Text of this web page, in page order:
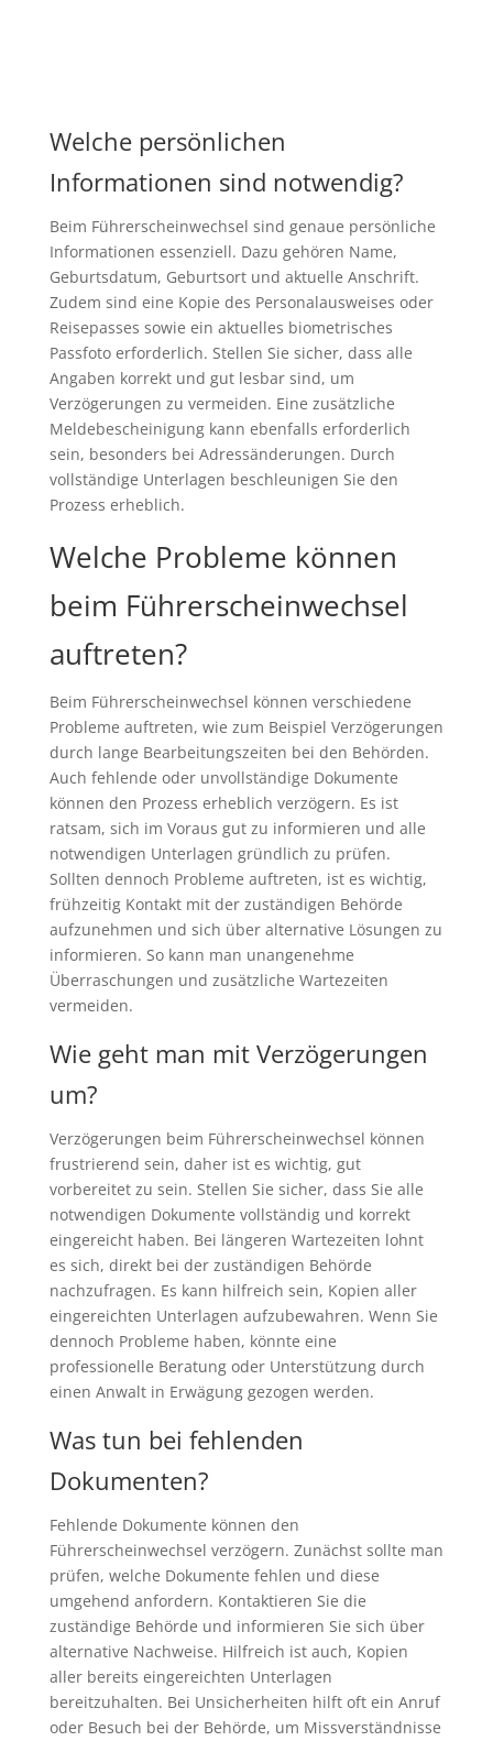
Welche persönlichen
Informationen sind notwendig?
Beim Führerscheinwechsel sind genaue persönliche
Informationen essenziell. Dazu gehören Name,
Geburtsdatum, Geburtsort und aktuelle Anschrift.
Zudem sind eine Kopie des Personalausweises oder
Reisepasses sowie ein aktuelles biometrisches
Passfoto erforderlich. Stellen Sie sicher, dass alle
Angaben korrekt und gut lesbar sind, um
Verzögerungen zu vermeiden. Eine zusätzliche
Meldebescheinigung kann ebenfalls erforderlich
sein, besonders bei Adressänderungen. Durch
vollständige Unterlagen beschleunigen Sie den
Prozess erheblich.
Welche Probleme können
beim Führerscheinwechsel
auftreten?
Beim Führerscheinwechsel können verschiedene
Probleme auftreten, wie zum Beispiel Verzögerungen
durch lange Bearbeitungszeiten bei den Behörden.
Auch fehlende oder unvollständige Dokumente
können den Prozess erheblich verzögern. Es ist
ratsam, sich im Voraus gut zu informieren und alle
notwendigen Unterlagen gründlich zu prüfen.
Sollten dennoch Probleme auftreten, ist es wichtig,
frühzeitig Kontakt mit der zuständigen Behörde
aufzunehmen und sich über alternative Lösungen zu
informieren. So kann man unangenehme
Überraschungen und zusätzliche Wartezeiten
vermeiden.
Wie geht man mit Verzögerungen
um?
Verzögerungen beim Führerscheinwechsel können
frustrierend sein, daher ist es wichtig, gut
vorbereitet zu sein. Stellen Sie sicher, dass Sie alle
notwendigen Dokumente vollständig und korrekt
eingereicht haben. Bei längeren Wartezeiten lohnt
es sich, direkt bei der zuständigen Behörde
nachzufragen. Es kann hilfreich sein, Kopien aller
eingereichten Unterlagen aufzubewahren. Wenn Sie
dennoch Probleme haben, könnte eine
professionelle Beratung oder Unterstützung durch
einen Anwalt in Erwägung gezogen werden.
Was tun bei fehlenden
Dokumenten?
Fehlende Dokumente können den
Führerscheinwechsel verzögern. Zunächst sollte man
prüfen, welche Dokumente fehlen und diese
umgehend anfordern. Kontaktieren Sie die
zuständige Behörde und informieren Sie sich über
alternative Nachweise. Hilfreich ist auch, Kopien
aller bereits eingereichten Unterlagen
bereitzuhalten. Bei Unsicherheiten hilft oft ein Anruf
oder Besuch bei der Behörde, um Missverständnisse